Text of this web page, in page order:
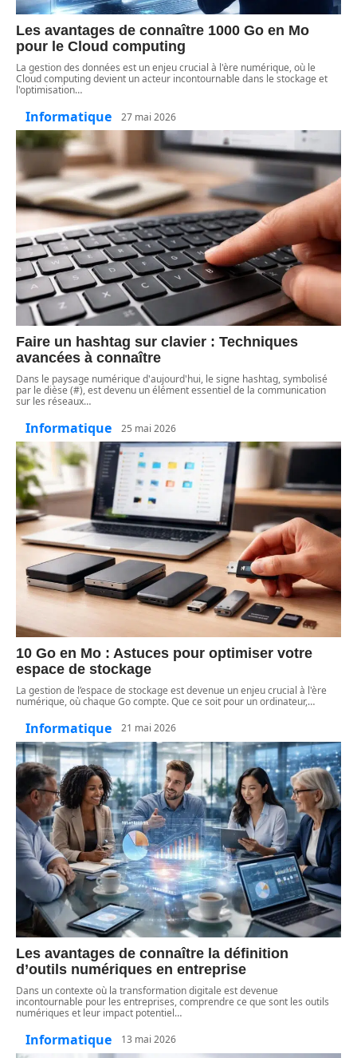
Les avantages de connaître 1000 Go en Mo
pour le Cloud computing
La gestion des données est un enjeu crucial à l'ère numérique, où le
Cloud computing devient un acteur incontournable dans le stockage et
l'optimisation…
Informatique 27 mai 2026
Faire un hashtag sur clavier : Techniques
avancées à connaître
Dans le paysage numérique d'aujourd'hui, le signe hashtag, symbolisé
par le dièse (#), est devenu un élément essentiel de la communication
sur les réseaux…
Informatique 25 mai 2026
10 Go en Mo : Astuces pour optimiser votre
espace de stockage
La gestion de l’espace de stockage est devenue un enjeu crucial à l'ère
numérique, où chaque Go compte. Que ce soit pour un ordinateur,…
Informatique 21 mai 2026
Les avantages de connaître la définition
d’outils numériques en entreprise
Dans un contexte où la transformation digitale est devenue
incontournable pour les entreprises, comprendre ce que sont les outils
numériques et leur impact potentiel…
Informatique 13 mai 2026